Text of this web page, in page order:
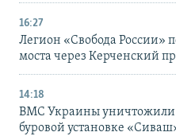
16:27
Легион «Свобода России»
моста через Керченский
14:18
ВМС Украины уничтожили
буровой установке